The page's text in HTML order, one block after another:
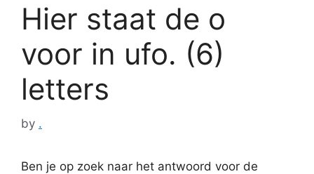
Hier staat de o
voor in ufo. (6)
letters
by .
Ben je op zoek naar het antwoord voor de